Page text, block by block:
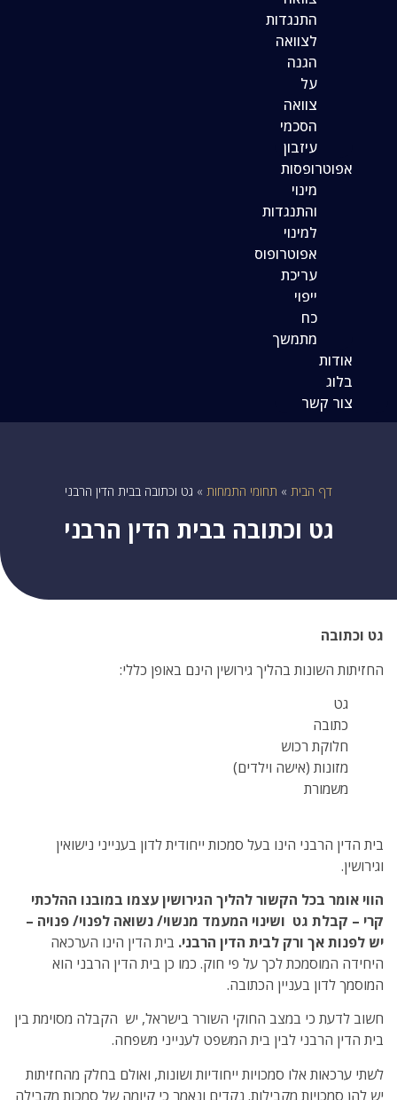
התנגדות
לצוואה
הגנה
על
צוואה
הסכמי
עיזבון
אפוטרופסות
מינוי
והתנגדות
למינוי
אפוטרופוס
עריכת
ייפוי
כח
מתמשך
אודות
בלוג
צור קשר
דף הבית » תחומי התמחות » גט וכתובה בבית הדין הרבני
גט וכתובה בבית הדין הרבני
גט וכתובה
החזיתות השונות בהליך גירושין הינם באופן כללי:
גט
כתובה
חלוקת רכוש
מזונות (אישה וילדים)
משמורת
בית הדין הרבני הינו בעל סמכות ייחודית לדון בענייני נישואין
וגירושין.
הווי אומר בכל הקשור להליך הגירושין עצמו במובנו ההלכתי
קרי – קבלת גט ושינוי המעמד מנשוי/ נשואה לפנוי/ פנויה –
יש לפנות אך ורק לבית הדין הרבני. בית הדין הינו הערכאה
היחידה המוסמכת לכך על פי חוק. כמו כן בית הדין הרבני הוא
המוסמך לדון בעניין הכתובה.
חשוב לדעת כי במצב החוקי השורר בישראל, יש הקבלה מסוימת בין
בית הדין הרבני לבין בית המשפט לענייני משפחה.
לשתי ערכאות אלו סמכויות ייחודיות ושונות, ואולם בחלק מהחזיתות
יש להן סמכויות מקבילות. נקדים ונאמר כי קיומה של סמכות מקבילה